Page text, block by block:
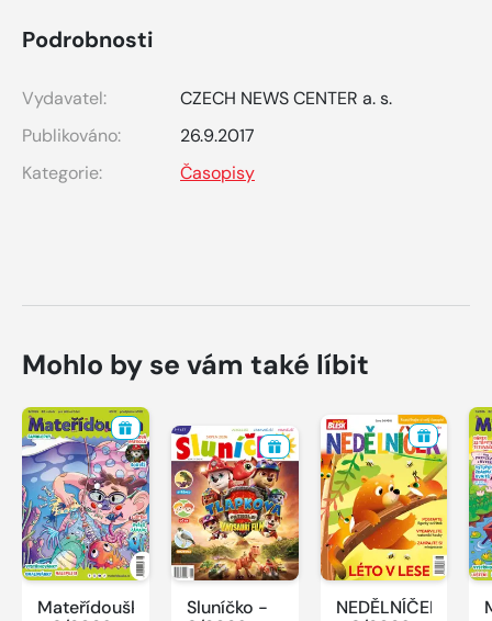
Podrobnosti
Vydavatel:
CZECH NEWS CENTER a. s.
Publikováno:
26.9.2017
Kategorie:
Časopisy
Mohlo by se vám také líbit
Mateřídouška
Sluníčko -
NEDĚLNÍČEK